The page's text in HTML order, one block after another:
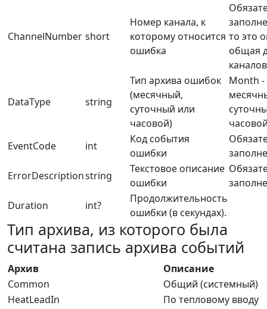
ChannelNumber short
Номер канала, к
которому относится
ошибка
то это
общая
DataType string
Тип архива ошибок
(месячный,
суточный или
часовой)
Month -
EventCode
int
Код события
ошибки
ErrorDescriptionstring
Текстовое описание
ошибки
Duration
int?
Продолжительность
ошибки (в секундах).
Тип архива, из которого была
считана запись архива событий
Архив
Описание
Common
Общий (системный)
HeatLeadIn
По тепловому вводу